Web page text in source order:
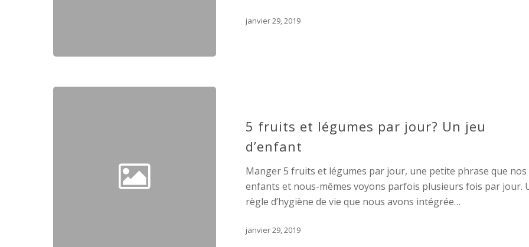
janvier 29, 2019
5 fruits et légumes par jour? Un jeu
d’enfant
Manger 5 fruits et légumes par jour, une petite phrase que nos
enfants et nous-mêmes voyons parfois plusieurs fois par jour.
règle d’hygiène de vie que nous avons intégrée…
janvier 29, 2019